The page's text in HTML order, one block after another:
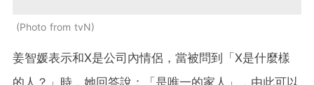
Photo from tvN
姜智媛表示和X是公司內情侶，當被問到 「X是什麼樣
的人？ 」 時，她回答說： 「是唯一的家人 」
，由此可以